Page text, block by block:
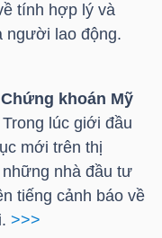
tính hợp lý và
người lao động.
khoán Mỹ
Trong lúc giới đầu
mới trên thị
nhà đầu tư
tiếng cảnh báo về
>>>